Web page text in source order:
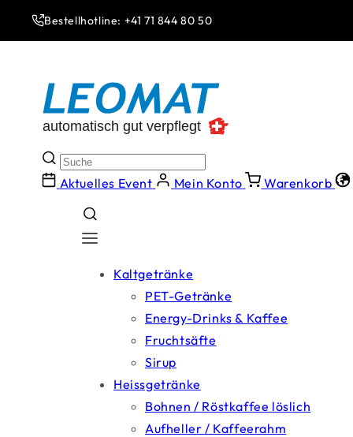
zum
Inhalt
Bestellhotline: +41 71 844 80 50
Aktuelles Event Mein Konto Warenkorb
Kaltgetränke
PET-Getränke
Energy-Drinks & Kaffee
Fruchtsäfte
Sirup
Heissgetränke
Bohnen / Röstkaffee löslich
Aufheller / Kaffeerahm